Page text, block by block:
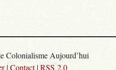
Colonialisme Aujourd’hui
|Contact|RSS 2.0